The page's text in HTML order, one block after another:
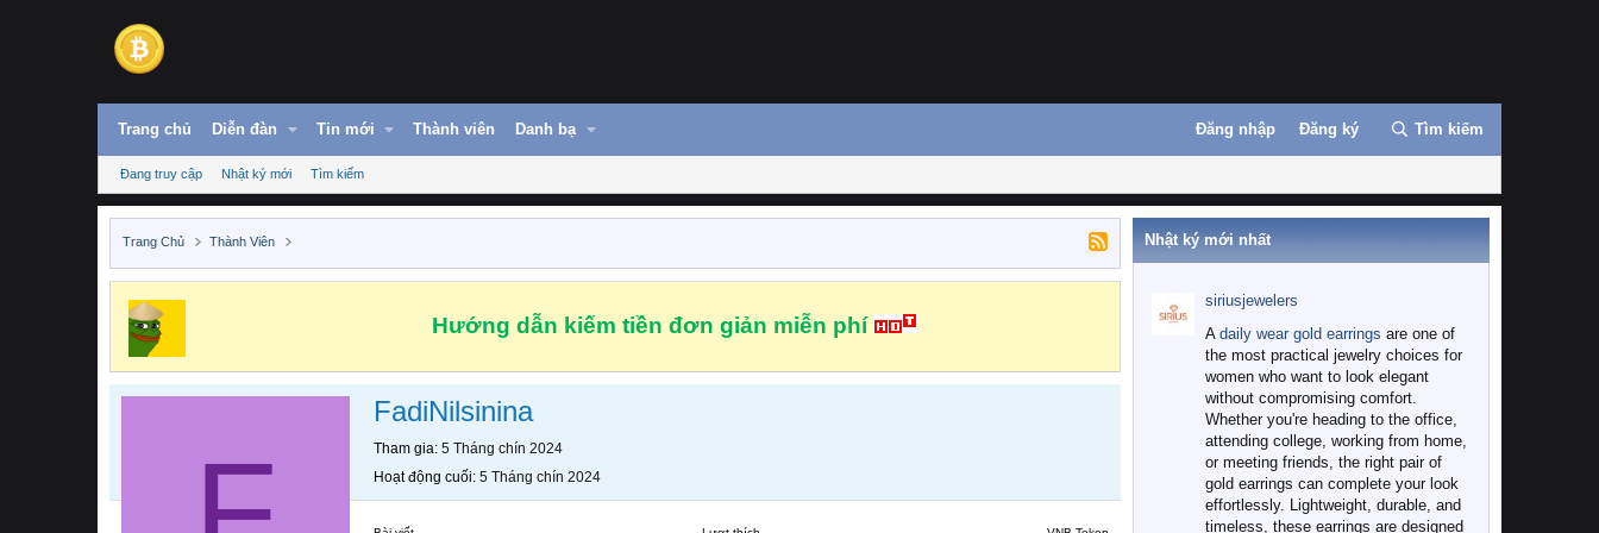
Trang chủ Diễn đàn Tin mới Thành viên Danh bạ Đăng nhập Đăng ký Tìm kiếm
Đang truy cập Nhật ký mới Tìm kiếm
Trang Chủ Thành Viên
Hướng dẫn kiếm tiền đơn giản miễn phí
FadiNilsinina
Tham gia 5 Tháng chín 2024
Hoạt động cuối 5 Tháng chín 2024
Nhật ký mới nhất
siriusjewelers
A daily wear gold earrings are one of
the most practical jewelry choices for
women who want to look elegant
without compromising comfort.
Whether you're heading to the office,
attending college, working from home,
or meeting friends, the right pair of
gold earrings can complete your look
effortlessly. Lightweight, durable, and
timeless, these earrings are designed